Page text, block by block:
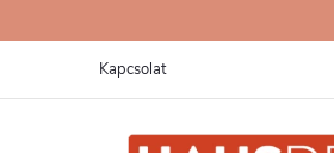
a
Kapcsolat